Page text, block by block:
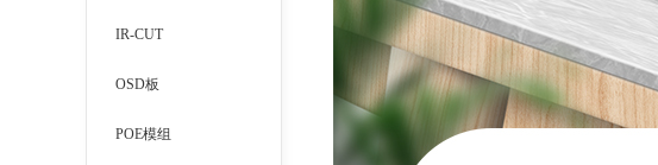
IR-CUT
OSD板
POE模组